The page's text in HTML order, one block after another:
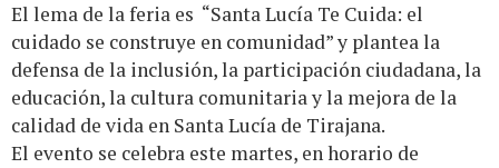
El lema de la feria es “Santa Lucía Te Cuida: el
cuidado se construye en comunidad” y plantea la
defensa de la inclusión, la participación ciudadana, la
educación, la cultura comunitaria y la mejora de la
calidad de vida en Santa Lucía de Tirajana.
El evento se celebra este martes, en horario de